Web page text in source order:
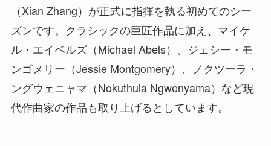
（Xian Zhang）が正式に指揮を執る初めてのシー
ズンです。クラシックの巨匠作品に加え、マイケ
ル・エイベルズ（Michael Abels）、ジェシー・モ
ンゴメリー（Jessie Montgomery）、ノクツーラ・
ングウェニャマ（Nokuthula Ngwenyama）など現
代作曲家の作品も取り上げるとしています。